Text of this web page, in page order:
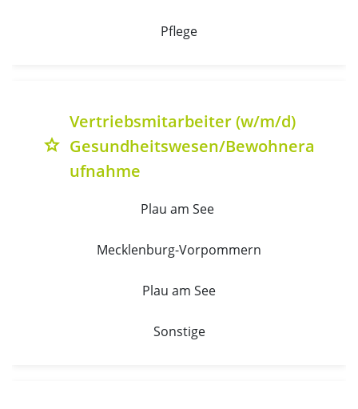
Pflege
grade
Vertriebsmitarbeiter (w/m/d)
Gesundheitswesen/Bewohnera
ufnahme
Plau am See
Mecklenburg-Vorpommern
Plau am See
Sonstige